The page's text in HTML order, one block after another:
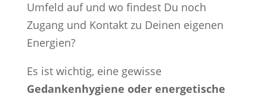
Umfeld auf und wo findest Du noch
Zugang und Kontakt zu Deinen eigenen
Energien?
Es ist wichtig, eine gewisse
Gedankenhygiene oder energetische